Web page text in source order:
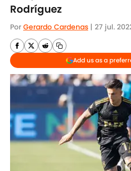
Rodríguez
Por Gerardo Cardenas | 27 jul.
Add us as a